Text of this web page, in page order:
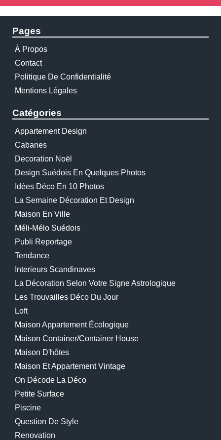
Pages
À Propos
Contact
Politique De Confidentialité
Mentions Légales
Catégories
Appartement Design
Cabanes
Decoration Noël
Design Suédois En Quelques Photos
Idées Déco En 10 Photos
La Semaine Décoration Et Design
Maison En Ville
Méli-Mélo Suédois
Publi Reportage
Tendance
Interieurs Scandinaves
La Décoration Selon Votre Signe Astrologique
Les Trouvailles Déco Du Jour
Loft
Maison Appartement Écologique
Maison Container/container House
Maison D'hôtes
Maison Et Appartement Vintage
On Décode La Déco
Petite Surface
Piscine
Question De Style
Renovation